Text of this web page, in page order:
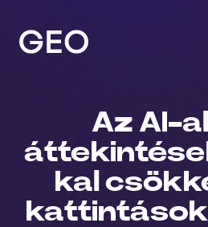
Az AI-
kal